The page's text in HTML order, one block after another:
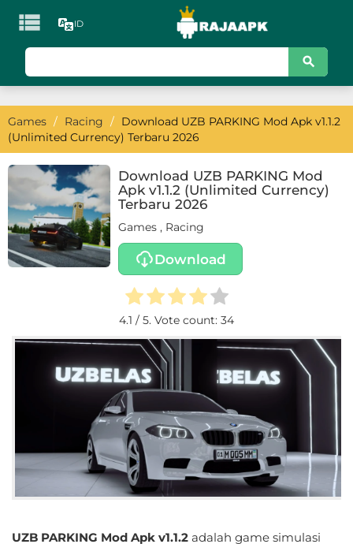
 ID
Games
Action
Arcade
Board
Card
Casual
Educational
Horror
Games / Racing / Download UZB PARKING Mod Apk v1.1.2
(Unlimited Currency) Terbaru 2026
Download UZB PARKING Mod
Apk v1.1.2 (Unlimited Currency)
Terbaru 2026
Games , Racing
Download
4.1 / 5. Vote count: 34
UZB PARKING Mod Apk v1.1.2 adalah game simulasi